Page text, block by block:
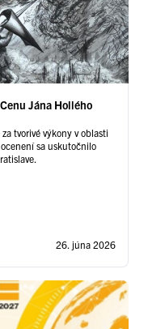
Jána Hollého
tvorivé výkony v oblasti
sa uskutočnilo
26. júna 2026